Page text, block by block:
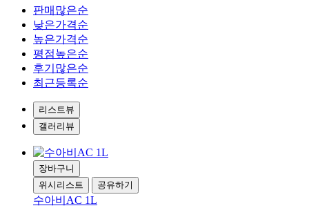
판매많은순
낮은가격순
높은가격순
평점높은순
후기많은순
최근등록순
리스트뷰
갤러리뷰
장바구니
위시리스트
공유하기
수아비AC 1L